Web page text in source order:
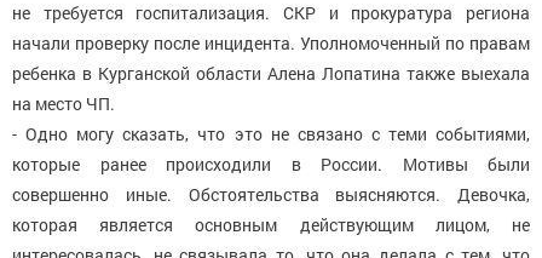
не требуется госпитализация. СКР и прокуратура региона
начали проверку после инцидента. Уполномоченный по правам
ребенка в Курганской области Алена Лопатина также выехала
на место ЧП.
- Одно могу сказать, что это не связано с теми событиями,
которые ранее происходили в России. Мотивы были
совершенно иные. Обстоятельства выясняются. Девочка,
которая является основным действующим лицом, не